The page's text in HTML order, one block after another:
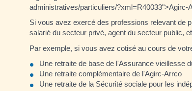
administratives/particuliers/?xml=R40033">Agirc-
Si vous avez exercé des professions relevant de
salarié du secteur privé, agent du secteur public,
Par exemple, si vous avez cotisé au cours de
Une retraite de base de l'Assurance vieillesse
Une retraite complémentaire de l'Agirc-Arrco
Une retraite de la Sécurité sociale pour les